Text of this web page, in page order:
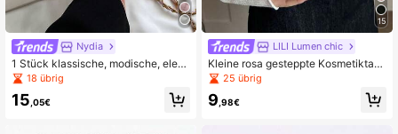
52K Follower
Nydia
1 Stück klassische, modische, eleg
ante einfarbige neue Handtasche,
minimalistischer, stilvoller Schulter-
und Umhängetasche
18 übrig
15 ,05€
15
LILI Lumen chic
Kleine rosa gesteppte Kosmetiktasc
he mit kurzen Griffen und goldfarbe
nen Beschlägen, Mini-Handtasche,
geeignet für Dates und den tägliche
25 übrig
9 ,98€